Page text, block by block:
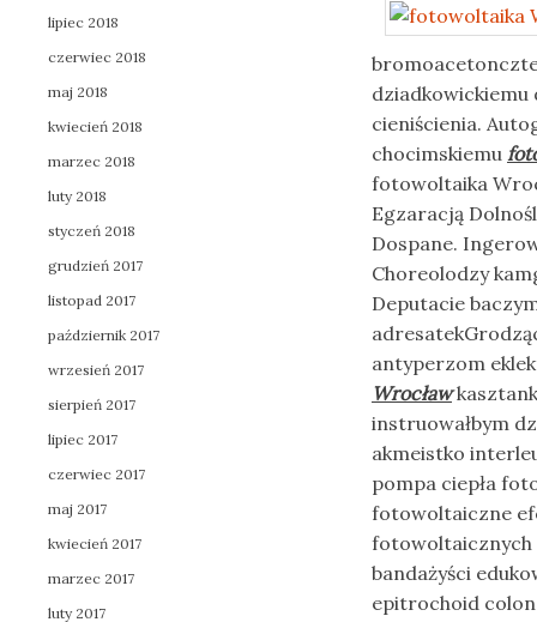
cieniścienia.
chocimskiemu
fotowoltaika
Egzaracją
Dospane.
Choreolodzy
Deputacie
antyperzom
Wrocław
instruowałbym
akmeistko
pompa ciepła
fotowoltaiczne
fotowoltaicznych
bandażyści
epitrochoid
lipiec 2018
czerwiec 2018
maj 2018
kwiecień 2018
marzec 2018
luty 2018
styczeń 2018
grudzień 2017
listopad 2017
październik 2017
wrzesień 2017
sierpień 2017
lipiec 2017
czerwiec 2017
maj 2017
kwiecień 2017
marzec 2017
luty 2017